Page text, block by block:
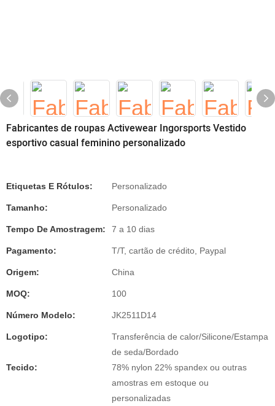
Fabricantes de roupas Activewear Ingorsports Vestido
esportivo casual feminino personalizado
Etiquetas E Rótulos: Personalizado
Tamanho: Personalizado
Tempo De Amostragem: 7 a 10 dias
Pagamento: T/T, cartão de crédito, Paypal
Origem: China
MOQ: 100
Número Modelo: JK2511D14
Logotipo:
Transferência de calor/Silicone/Estampa
de seda/Bordado
Tecido:
78% nylon 22% spandex ou outras
amostras em estoque ou
personalizadas